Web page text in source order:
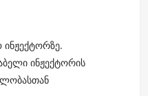
ინჟექტორის